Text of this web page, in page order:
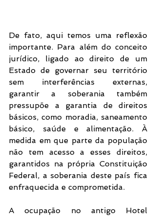
De fato, aqui temos uma reflexão
importante. Para além do conceito
jurídico, ligado ao direito de um
Estado de governar seu território
sem interferências externas,
garantir a soberania também
pressupõe a garantia de direitos
básicos, como moradia, saneamento
básico, saúde e alimentação. À
medida em que parte da população
não tem acesso a esses direitos,
garantidos na própria Constituição
Federal, a soberania deste país fica
enfraquecida e comprometida.
A ocupação no antigo Hotel